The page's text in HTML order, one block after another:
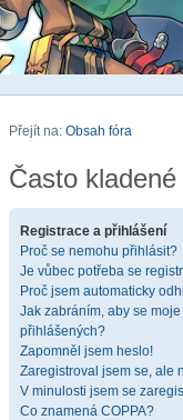
Přejít na: Obsah fóra
Často
Registrace a přihlášení
Proč se nemohu přihlásit?
Je vůbec potřeba se
Proč jsem automaticky
Jak zabráním, aby se
přihlášených?
Zapomněl jsem heslo!
Zaregistroval jsem se, ale
V minulosti jsem se
Co znamená COPPA?